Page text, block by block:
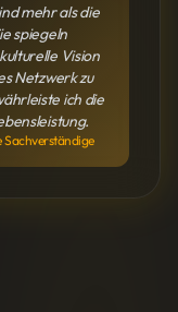
mehr als die
spiegeln
Vision
Netzwerk zu
ich die
Sachverständige